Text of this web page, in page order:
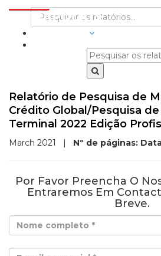
Relatório de Pesquisa de
Crédito Global/Pesquisa
Terminal 2022 Edição
March 2021 | Nº de páginas:
Por Favor Preencha O
Entraremos Em
Breve.